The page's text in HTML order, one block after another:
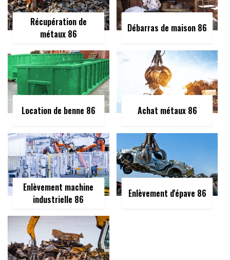
Récupération de
métaux 86
Débarras de maison 86
Location de benne 86 Achat métaux 86
Enlèvement machine
industrielle 86
Enlèvement d'épave 86